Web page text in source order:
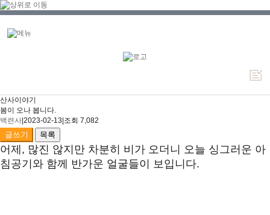
산사이야기
봄이 오나 봅니다.
백련사 2023-02-13 조회 7,082
글쓰기 목록
어제, 많진 않지만 차분히 비가 오더니 오늘 싱그러운 아
침공기와 함께 반가운 얼굴들이 보입니다.